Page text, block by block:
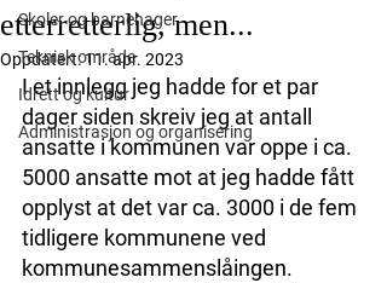
Skoler og barnehager
Teknisk område
Idrett og kultur
Administrasjon og organisering
etterretterlig, men...
Oppdatert:11. apr. 2023
I et innlegg jeg hadde for et par
dager siden skreiv jeg at antall
ansatte i kommunen var oppe i ca.
5000 ansatte mot at jeg hadde fått
opplyst at det var ca. 3000 i de fem
tidligere kommunene ved
kommunesammenslåingen.